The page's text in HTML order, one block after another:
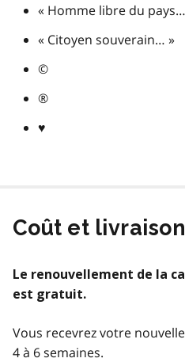
« Homme libre du
« Citoyen souverain… »
©
®
♥
Coût et livraison
Le renouvellement de la
est gratuit.
Vous recevrez votre
4 à 6 semaines.